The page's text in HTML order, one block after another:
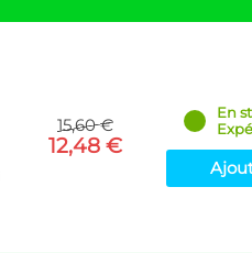
15,60 €
12,48 €
En